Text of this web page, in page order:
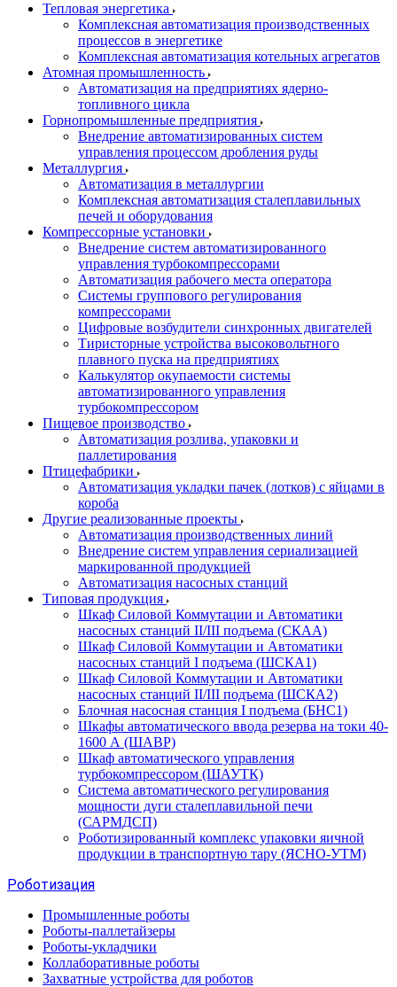
Тепловая энергетика
Комплексная автоматизация производственных
процессов в энергетике
Комплексная автоматизация котельных агрегатов
Атомная промышленность
Автоматизация на предприятиях ядерно-
топливного цикла
Горнопромышленные предприятия
Внедрение автоматизированных систем
управления процессом дробления руды
Металлургия
Автоматизация в металлургии
Комплексная автоматизация сталеплавильных
печей и оборудования
Компрессорные установки
Внедрение систем автоматизированного
управления турбокомпрессорами
Автоматизация рабочего места оператора
Системы группового регулирования
компрессорами
Цифровые возбудители синхронных двигателей
Тиристорные устройства высоковольтного
плавного пуска на предприятиях
Калькулятор окупаемости системы
автоматизированного управления
турбокомпрессором
Пищевое производство
Автоматизация розлива, упаковки и
паллетирования
Птицефабрики
Автоматизация укладки пачек (лотков) с яйцами в
короба
Другие реализованные проекты
Автоматизация производственных линий
Внедрение систем управления сериализацией
маркированной продукцией
Автоматизация насосных станций
Типовая продукция
Шкаф Силовой Коммутации и Автоматики
насосных станций II/III подъема (СКАА)
Шкаф Силовой Коммутации и Автоматики
насосных станций I подъема (ШСКА1)
Шкаф Силовой Коммутации и Автоматики
насосных станций II/III подъема (ШСКА2)
Блочная насосная станция I подъема (БНС1)
Шкафы автоматического ввода резерва на токи 40-
1600 А (ШАВР)
Шкаф автоматического управления
турбокомпрессором (ШАУТК)
Система автоматического регулирования
мощности дуги сталеплавильной печи
(САРМДСП)
Роботизированный комплекс упаковки яичной
продукции в транспортную тару (ЯСНО-УТМ)
Роботизация
Промышленные роботы
Роботы-паллетайзеры
Роботы-укладчики
Коллаборативные роботы
Захватные устройства для роботов